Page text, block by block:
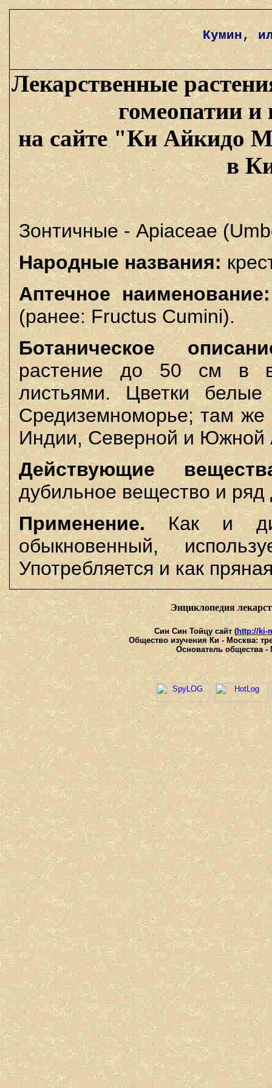
Кумин,
Лекарственные
гомеопатии и
на сайте "Ки Айкидо
в
Зонтичные - Apiaceae
Народные названия:
Аптечное наименование:
(ранее: Fructus Cumini).
Ботаническое
растение до 50 см в
листьями. Цветки
Средиземноморье; там же
Индии, Северной и Южной
Действующие
дубильное вещество и ряд
Применение.Как и
обыкновенный,
Употребляется и как
Энциклопедия
Син Син Тойцу сайт (http://ki-
Общество изучения Ки - Москва:
Основатель общества -